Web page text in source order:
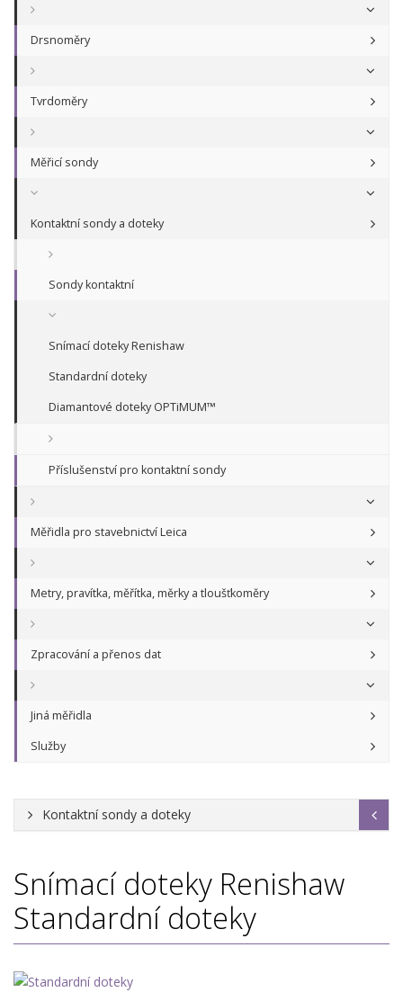
Drsnoměry
Tvrdoměry
Měřicí sondy
Kontaktní sondy a doteky
Sondy kontaktní
Snímací doteky Renishaw
Standardní doteky
Diamantové doteky OPTiMUM™
Příslušenství pro kontaktní sondy
Měřidla pro stavebnictví Leica
Metry, pravítka, měřítka, měrky a tloušťkoměry
Zpracování a přenos dat
Jiná měřidla
Služby
Kontaktní sondy a doteky
Snímací doteky Renishaw
Standardní doteky